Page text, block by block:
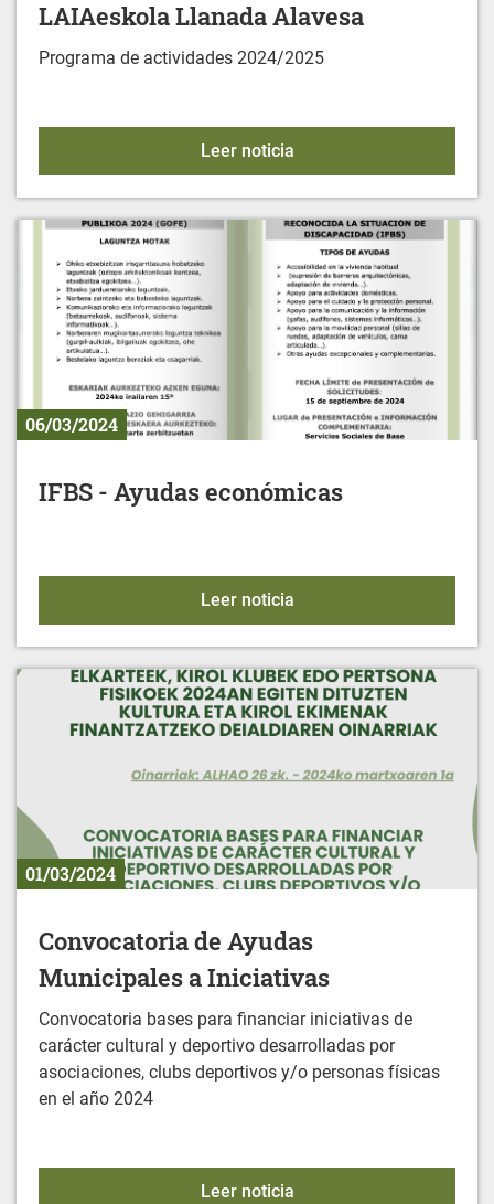
LAIAeskola Llanada Alavesa
Programa de actividades 2024/2025
Leer noticiaLAIAeskola Llanada
06/03/2024
IFBS - Ayudas económicas
Leer noticiaIFBS - Ayudas
01/03/2024
Convocatoria de Ayudas
Municipales a Iniciativas
Convocatoria bases para financiar iniciativas de
carácter cultural y deportivo desarrolladas por
asociaciones, clubs deportivos y/o personas físicas
en el año 2024
Leer noticiaConvocatoria de